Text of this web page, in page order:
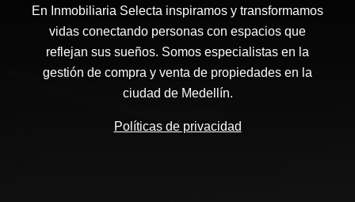
En Inmobiliaria Selecta inspiramos y transformamos
vidas conectando personas con espacios que
reflejan sus sueños. Somos especialistas en la
gestión de compra y venta de propiedades en la
ciudad de Medellín.
Políticas de privacidad